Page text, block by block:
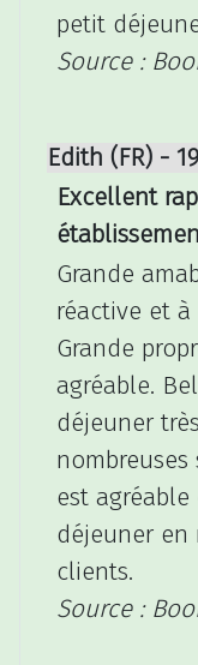
petit
Source :
Edith (FR) -
Excellent
Grande
réactive et
Grande
agréable.
déjeuner
est
déjeuner en
clients.
Source :